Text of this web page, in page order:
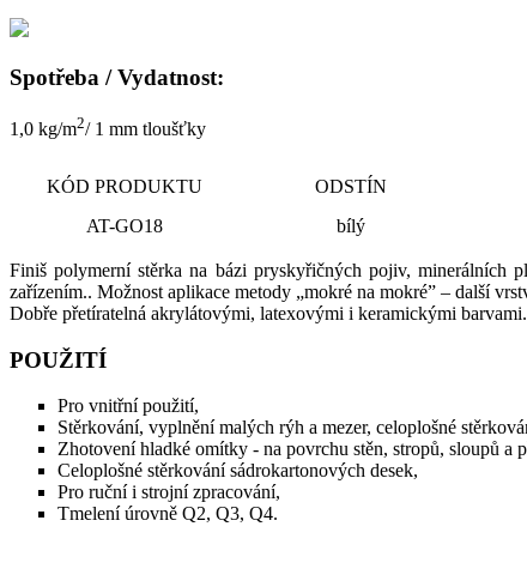
Spotřeba / Vydatnost:
1,0 kg/m2/ 1 mm tloušťky
KÓD PRODUKTU ODSTÍN
AT-GO18
bílý
Finiš polymerní stěrka na bázi pryskyřičných pojiv, minerálních
zařízením.. Možnost aplikace metody „mokré na mokré” – další
Dobře přetíratelná akrylátovými, latexovými i keramickými barvami.
POUŽITÍ
Pro vnitřní použití,
Stěrkování, vyplnění malých rýh a mezer, celoplošné
Zhotovení hladké omítky - na povrchu stěn, stropů, sloupů a
Celoplošné stěrkování sádrokartonových desek,
Pro ruční i strojní zpracování,
Tmelení úrovně Q2, Q3, Q4.